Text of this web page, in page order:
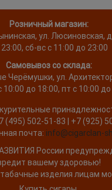
Розничный магазин:
ул. Люсиновская,
сб-вс с 11:00 до 23:00
Самовывоз со склада:
Черёмушки, ул.
10:00 до 18:00, пт с 10:00
(495) 502-51-83 | +7 (925)
почта: info@cigarclan-
России
вашему здоровью!
изделия лицам